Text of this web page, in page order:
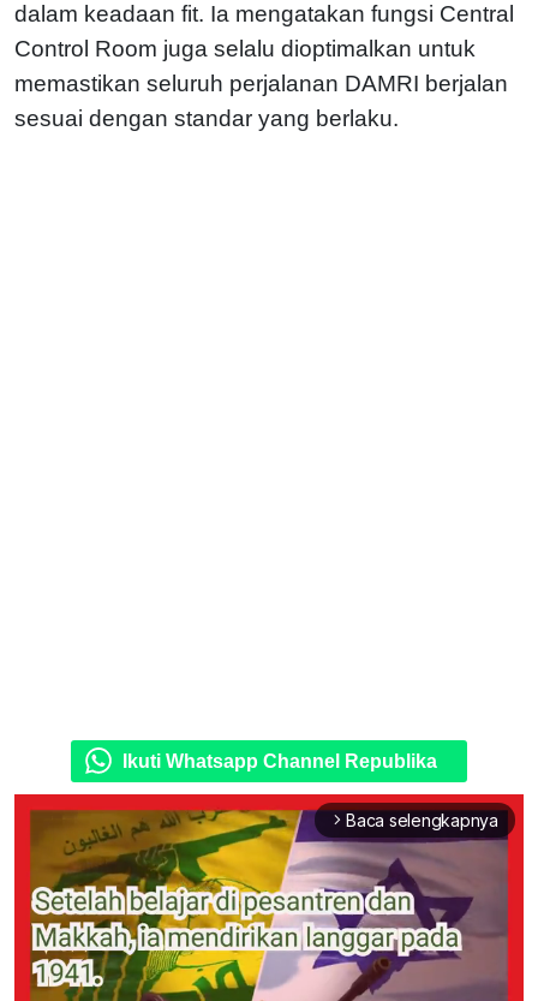
dalam keadaan fit. Ia mengatakan fungsi Central
Control Room juga selalu dioptimalkan untuk
memastikan seluruh perjalanan DAMRI berjalan
sesuai dengan standar yang berlaku.
Ikuti Whatsapp Channel Republika
arrow_forward_ios Baca selengkapnya